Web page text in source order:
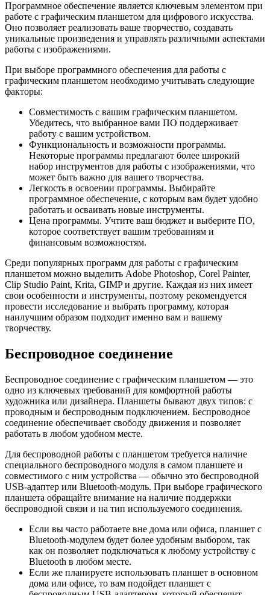
Программное обеспечение является ключевым элементом при
работе с графическим планшетом для цифрового искусства.
Оно позволяет реализовать ваше творчество, создавать
уникальные произведения и управлять различными аспектами
работы с изображениями.
При выборе программного обеспечения для работы с
графическим планшетом необходимо учитывать следующие
факторы:
Совместимость с вашим графическим планшетом.
Убедитесь, что выбранное вами ПО поддерживает
работу с вашим устройством.
Функциональность и возможности программы.
Некоторые программы предлагают более широкий
набор инструментов для работы с изображениями, что
может быть важно для вашего творчества.
Легкость в освоении программы. Выбирайте
программное обеспечение, с которым вам будет удобно
работать и осваивать новые инструменты.
Цена программы. Учтите ваш бюджет и выберите ПО,
которое соответствует вашим требованиям и
финансовым возможностям.
Среди популярных программ для работы с графическим
планшетом можно выделить Adobe Photoshop, Corel Painter,
Clip Studio Paint, Krita, GIMP и другие. Каждая из них имеет
свои особенности и инструменты, поэтому рекомендуется
провести исследование и выбрать программу, которая
наилучшим образом подходит именно вам и вашему
творчеству.
Беспроводное соединение
Беспроводное соединение с графическим планшетом — это
одно из ключевых требований для комфортной работы
художника или дизайнера. Планшеты бывают двух типов: с
проводным и беспроводным подключением. Беспроводное
соединение обеспечивает свободу движения и позволяет
работать в любом удобном месте.
Для беспроводной работы с планшетом требуется наличие
специального беспроводного модуля в самом планшете и
совместимого с ним устройства — обычно это беспроводной
USB-адаптер или Bluetooth-модуль. При выборе графического
планшета обращайте внимание на наличие поддержки
беспроводной связи и на тип используемого соединения.
Если вы часто работаете вне дома или офиса, планшет с
Bluetooth-модулем будет более удобным выбором, так
как он позволяет подключаться к любому устройству с
Bluetooth в любом месте.
Если же планируете использовать планшет в основном
дома или офисе, то вам подойдет планшет с